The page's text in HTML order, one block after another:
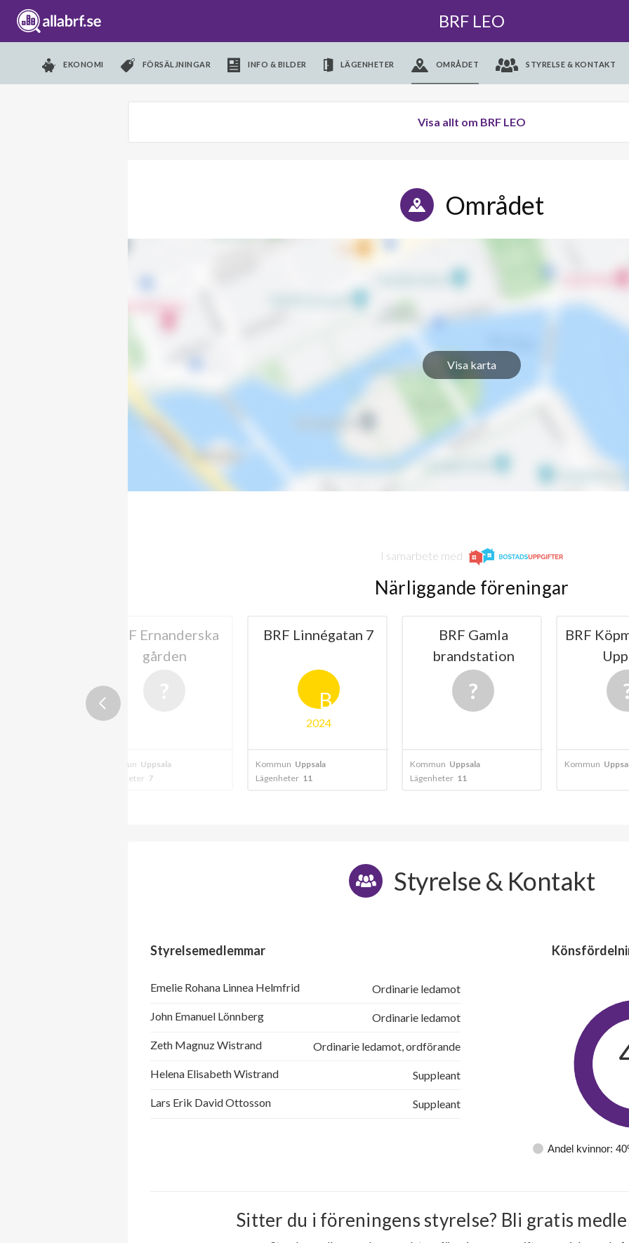
BRF LEO
EKONOMI FÖRSÄLJNINGAR INFO & BILDER LÄGENHETER OMRÅDET STYRELSE & KONTAKT
Visa allt om BRF LEO
Området
Visa karta
I samarbete med
Närliggande föreningar
BRF Ernanderska
gården
Kommun Uppsala
Lägenheter 7
BRF Linnégatan 7
B
2024
Kommun Uppsala
Lägenheter 11
BRF Gamla
brandstation
Kommun Uppsala
Lägenheter 11
BRF
Kommun
Styrelse & Kontakt
Styrelsemedlemmar
Emelie Rohana Linnea Helmfrid Ordinarie ledamot
John Emanuel Lönnberg Ordinarie ledamot
Zeth Magnuz Wistrand Ordinarie ledamot, ordförande
Helena Elisabeth Wistrand Suppleant
Lars Erik David Ottosson Suppleant
Andel kvinnor:
Sitter du i föreningens styrelse? Bli gratis